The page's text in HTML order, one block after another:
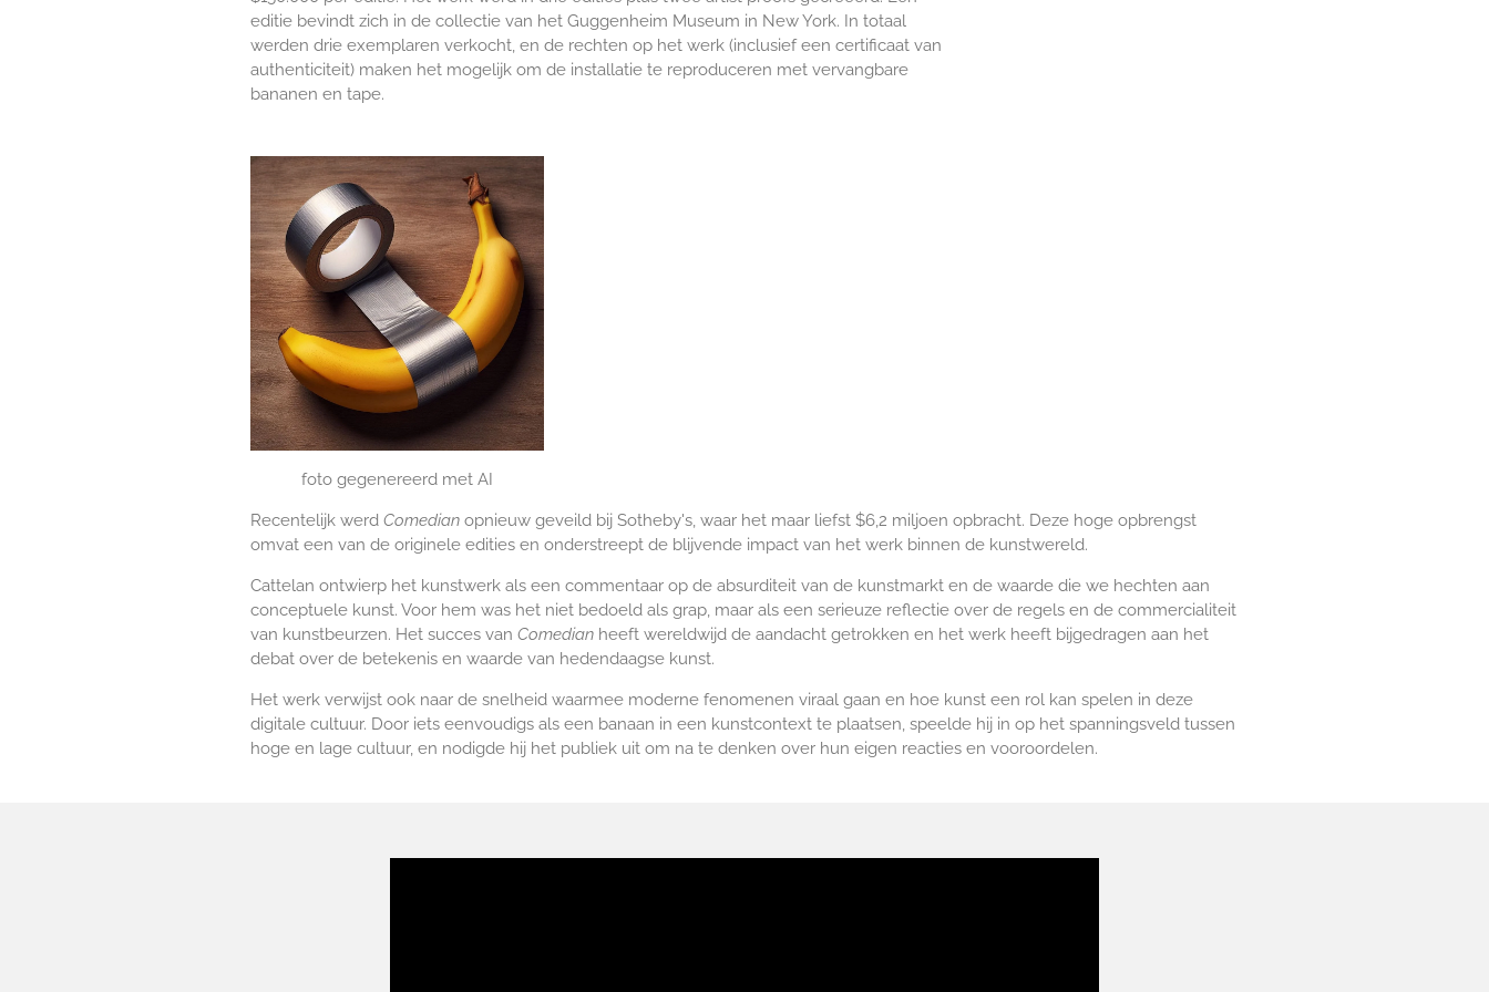
editie bevindt zich in de collectie van het Guggenheim Museum in New York. In totaal
werden drie exemplaren verkocht, en de rechten op het werk (inclusief een certificaat van
authenticiteit) maken het mogelijk om de installatie te reproduceren met vervangbare
bananen en tape.
foto gegenereerd met AI
Recentelijk werd Comedianopnieuw geveild bij Sotheby's, waar het maar liefst $6,2 miljoen opbracht. Deze hoge opbrengst
omvat een van de originele edities en onderstreept de blijvende impact van het werk binnen de kunstwereld.
Cattelan ontwierp het kunstwerk als een commentaar op de absurditeit van de kunstmarkt en de waarde die we hechten aan
conceptuele kunst. Voor hem was het niet bedoeld als grap, maar als een serieuze reflectie over de regels en de commercialiteit
van kunstbeurzen. Het succes van Comedianheeft wereldwijd de aandacht getrokken en het werk heeft bijgedragen aan het
debat over de betekenis en waarde van hedendaagse kunst.
Het werk verwijst ook naar de snelheid waarmee moderne fenomenen viraal gaan en hoe kunst een rol kan spelen in deze
digitale cultuur. Door iets eenvoudigs als een banaan in een kunstcontext te plaatsen, speelde hij in op het spanningsveld tussen
hoge en lage cultuur, en nodigde hij het publiek uit om na te denken over hun eigen reacties en vooroordelen.